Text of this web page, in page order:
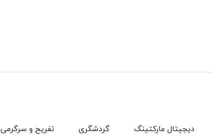
تفریح و سرگرمی گردشگری دیجیتال مارکتینگ